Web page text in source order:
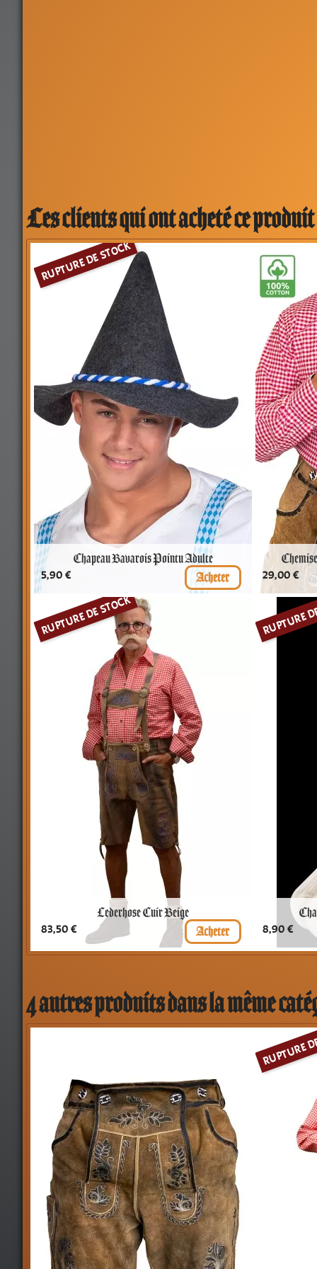
Les clients qui ont acheté ce
Chapeau Bavarois Pointu Adulte
Prix
5,90 €
RUPTURE DE STOCK
Prix
29,00 €
Lederhose Cuir Beige
Prix
83,50 €
RUPTURE DE STOCK
Prix
8,90 €
RUPTURE
4 autres produits dans la même
RUPTURE